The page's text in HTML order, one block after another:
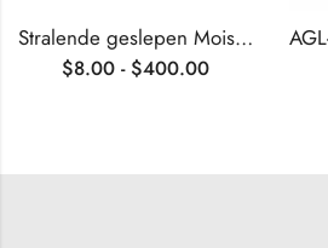
Stralende geslepen Moissaniet
$8.00 - $400.00